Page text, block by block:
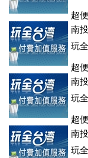
超
登、訂房系統、客南投
玩
超
登、訂房系統、客南投
玩
超
登、訂房系統、客南投
玩